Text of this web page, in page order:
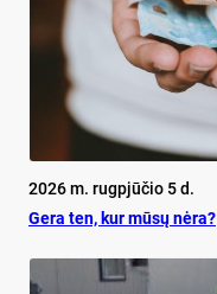
2026 m. rugpjūčio 5 d.
Ge­ra ten, kur mū­sų nė­ra?